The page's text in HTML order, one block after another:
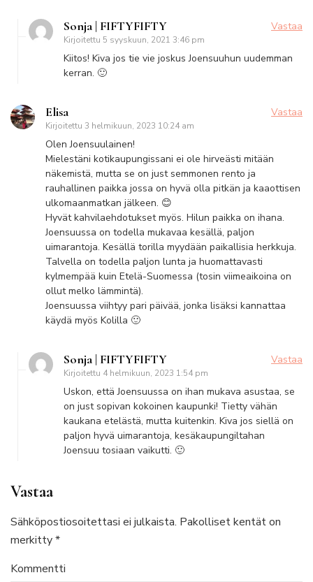
Sonja | FIFTYFIFTY
Kirjoitettu 5 syyskuun, 2021 3:46 pm
Vastaa
Kiitos! Kiva jos tie vie joskus Joensuuhun uudemman
kerran. 🙂
Elisa
Kirjoitettu 3 helmikuun, 2023 10:24 am
Vastaa
Olen Joensuulainen!
Mielestäni kotikaupungissani ei ole hirveästi mitään
näkemistä, mutta se on just semmonen rento ja
rauhallinen paikka jossa on hyvä olla pitkän ja kaaottisen
ulkomaanmatkan jälkeen. 😊
Hyvät kahvilaehdotukset myös. Hilun paikka on ihana.
Joensuussa on todella mukavaa kesällä, paljon
uimarantoja. Kesällä torilla myydään paikallisia herkkuja.
Talvella on todella paljon lunta ja huomattavasti
kylmempää kuin Etelä-Suomessa (tosin viimeaikoina on
ollut melko lämmintä).
Joensuussa viihtyy pari päivää, jonka lisäksi kannattaa
käydä myös Kolilla 🙂
Sonja | FIFTYFIFTY
Kirjoitettu 4 helmikuun, 2023 1:54 pm
Vastaa
Uskon, että Joensuussa on ihan mukava asustaa, se
on just sopivan kokoinen kaupunki! Tietty vähän
kaukana etelästä, mutta kuitenkin. Kiva jos siellä on
paljon hyvä uimarantoja, kesäkaupungiltahan
Joensuu tosiaan vaikutti. 🙂
Vastaa
Sähköpostiosoitettasi ei julkaista. Pakolliset kentät on
merkitty*
Kommentti